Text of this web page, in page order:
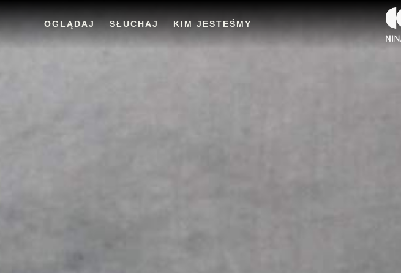
OGLĄDAJ SŁUCHAJ KIM JESTEŚMY